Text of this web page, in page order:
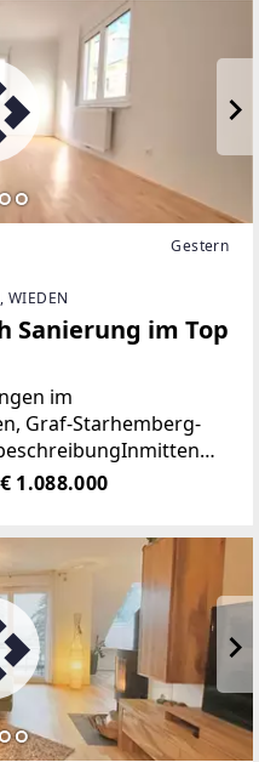
Gestern
WIEDEN
Sanierung im Top
im
Graf-Starhemberg-
des 4. Bezirks, in
und seinen
€ 1.088.000